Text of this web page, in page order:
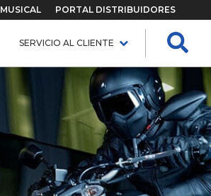
MUSICAL PORTAL DISTRIBUIDORES
SERVICIO AL CLIENTE